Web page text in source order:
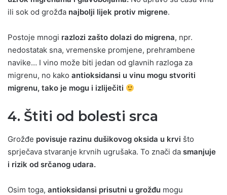
ili sok od grožđa najbolji lijek protiv migrene.
Postoje mnogi razlozi zašto dolazi do migrena, npr.
nedostatak sna, vremenske promjene, prehrambene
navike… I vino može biti jedan od glavnih razloga za
migrenu, no kako antioksidansi u vinu mogu stvoriti
migrenu, tako je mogu i izliječiti
4. Štiti od bolesti srca
Grožđe povisuje razinu dušikovog oksida u krvi što
sprječava stvaranje krvnih ugrušaka. To znači da smanjuje
i rizik od srčanog udara.
Osim toga, antioksidansi prisutni u grožđu mogu